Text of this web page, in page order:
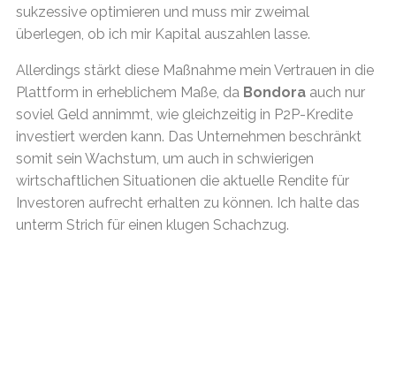
sukzessive optimieren und muss mir zweimal
überlegen, ob ich mir Kapital auszahlen lasse.
Allerdings stärkt diese Maßnahme mein Vertrauen in die
Plattform in erheblichem Maße, da Bondora auch nur
soviel Geld annimmt, wie gleichzeitig in P2P-Kredite
investiert werden kann. Das Unternehmen beschränkt
somit sein Wachstum, um auch in schwierigen
wirtschaftlichen Situationen die aktuelle Rendite für
Investoren aufrecht erhalten zu können. Ich halte das
unterm Strich für einen klugen Schachzug.